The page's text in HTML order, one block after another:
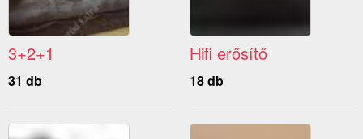
3+2+1
31 db
Hifi erősítő
18 db